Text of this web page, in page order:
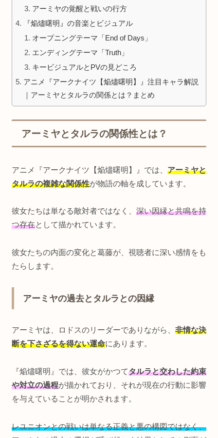
アーミヤの覚醒と戦いの行方
『焔燼曙明』の音楽とビジュアル
オープニングテーマ「End of Days」
エンディングテーマ「Truth」
キービジュアルとPVの見どころ
アニメ『アークナイツ【焔燼曙明】』注目キャラ解説
｜アーミヤとタルラの関係とは？まとめ
アーミヤとタルラの関係性とは？
アニメ『アークナイツ【焔燼曙明】』では、 アーミヤと
タルラの複雑な関係性が物語の軸を成しています。
彼女たちは単なる敵対者ではなく、 深い因縁と共鳴を持
つ存在として描かれています。
彼女たちの内面の変化と葛藤が、視聴者に深い感情をも
たらします。
アーミヤの過去とタルラとの因縁
アーミヤは、ロドスのリーダーでありながら、 非情な決
断を下さざるを得ない運命にあります。
『焔燼曙明』では、彼女がかつてタルラと交わした約束
や対立の過程が描かれており、それが現在の行動に影響
を与えていることが明かされます。
レユニオンとの戦いは単なる正義と悪の構図ではなく、